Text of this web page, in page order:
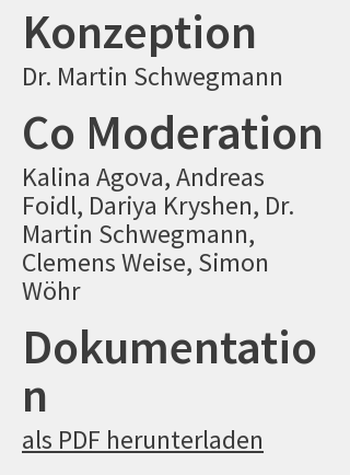
Konzeption
Dr. Martin Schwegmann
Co Moderation
Kalina Agova, Andreas
Foidl, Dariya Kryshen, Dr.
Martin Schwegmann,
Clemens Weise, Simon
Wöhr
Dokumentatio
n
als PDF herunterladen